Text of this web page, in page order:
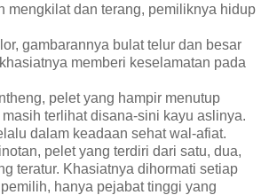
mengkilat dan terang, pemiliknya hidup
gambarannya bulat telur dan besar
memberi keselamatan pada
pelet yang hampir menutup
terlihat disana-sini kayu aslinya.
dalam keadaan sehat wal-afiat.
pelet yang terdiri dari satu, dua,
teratur. Khasiatnya dihormati setiap
hanya pejabat tinggi yang